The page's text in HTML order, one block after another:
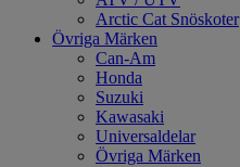
Arctic Cat Snöskoter
Övriga Märken
Can-Am
Honda
Suzuki
Kawasaki
Universaldelar
Övriga Märken